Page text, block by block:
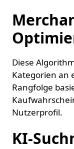
Diese
Kategorien an
Rangfolge
Nutzerprofil.
KI-